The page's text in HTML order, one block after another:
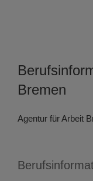
Bremen
Agentur für Arbeit